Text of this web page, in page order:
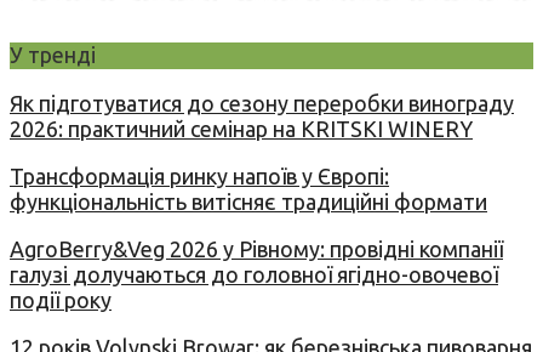
У тренді
Як підготуватися до сезону переробки винограду
2026: практичний семінар на KRITSKI WINERY
Трансформація ринку напоїв у Європі:
функціональність витісняє традиційні формати
AgroBerry&Veg 2026 у Рівному: провідні компанії
галузі долучаються до головної ягідно-овочевої
події року
12 років Volynski Browar: як березнівська пивоварня